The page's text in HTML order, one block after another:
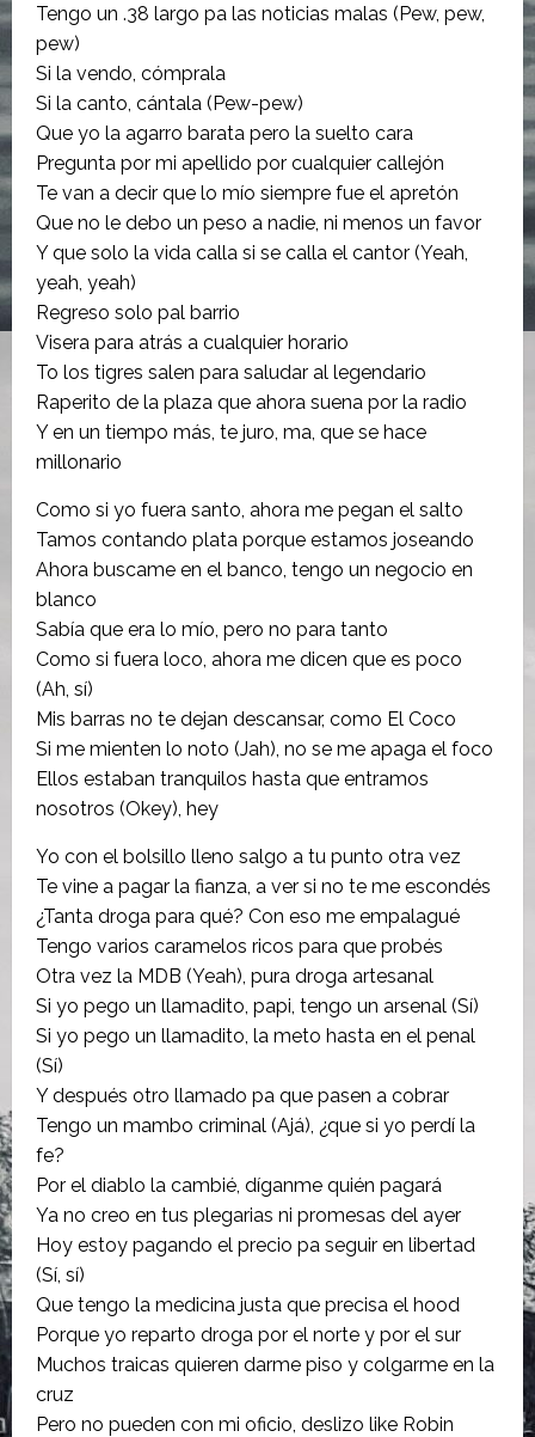
Tengo un .38 largo pa las noticias malas (Pew, pew,
pew)
Si la vеndo, cómprala
Si la canto, cántala (Pew-pew)
Que yo la agarro barata pеro la suelto cara
Pregunta por mi apellido por cualquier callejón
Te van a decir que lo mío siempre fue el apretón
Que no le debo un peso a nadie, ni menos un favor
Y que solo la vida calla si se calla el cantor (Yeah,
yeah, yeah)
Regreso solo pal barrio
Visera para atrás a cualquier horario
To los tigres salen para saludar al legendario
Raperito de la plaza que ahora suena por la radio
Y en un tiempo más, te juro, ma, que se hace
millonario
Como si yo fuera santo, ahora me pegan el salto
Tamos contando plata porque estamos joseando
Ahora buscame en el banco, tengo un negocio en
blanco
Sabía que era lo mío, pero no para tanto
Como si fuera loco, ahora me dicen que es poco
(Ah, sí)
Mis barras no te dejan descansar, como El Coco
Si me mienten lo noto (Jah), no se me apaga el foco
Ellos estaban tranquilos hasta que entramos
nosotros (Okey), hey
Yo con el bolsillo lleno salgo a tu punto otra vez
Te vine a pagar la fianza, a ver si no te me escondés
¿Tanta droga para qué? Con eso me empalagué
Tengo varios caramelos ricos para que probés
Otra vez la MDB (Yeah), pura droga artesanal
Si yo pego un llamadito, papi, tengo un arsenal (Sí)
Si yo pego un llamadito, la meto hasta en el penal
(Sí)
Y después otro llamado pa que pasen a cobrar
Tengo un mambo criminal (Ajá), ¿que si yo perdí la
fe?
Por el diablo la cambié, díganme quién pagará
Ya no creo en tus plegarias ni promesas del ayer
Hoy estoy pagando el precio pa seguir en libertad
(Sí, sí)
Que tengo la medicina justa que precisa el hood
Porque yo reparto droga por el norte y por el sur
Muchos traicas quieren darme piso y colgarme en la
cruz
Pero no pueden con mi oficio, deslizo like Robin